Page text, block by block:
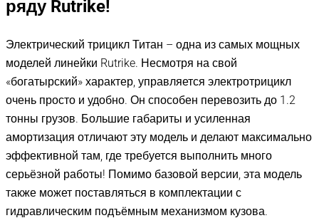
ряду Rutrike!
Электрический трицикл Титан – одна из самых мощных
моделей линейки Rutrike. Несмотря на свой
«богатырский» характер, управляется электротрицикл
очень просто и удобно. Он способен перевозить до 1.2
тонны грузов. Большие габариты и усиленная
амортизация отличают эту модель и делают максимально
эффективной там, где требуется выполнить много
серьёзной работы! Помимо базовой версии, эта модель
также может поставляться в комплектации с
гидравлическим подъёмным механизмом кузова.